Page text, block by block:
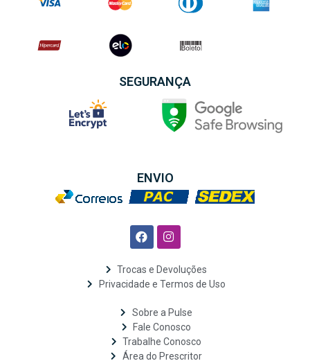
SEGURANÇA
Sobre a Pulse
Fale Conosco
Trabalhe Conosco
Área do Prescritor
Trocas e Devoluções
Privacidade e Termos de Uso
ENVIO